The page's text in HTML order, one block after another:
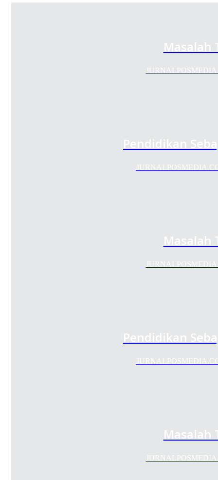
Masalah
Pendidikan
Masalah
Pendidikan
Masalah